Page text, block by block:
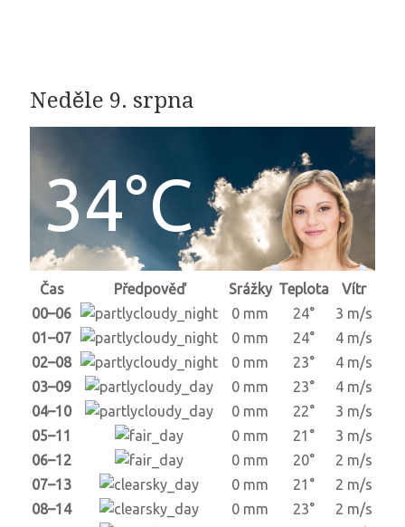
Neděle 9. srpna
34°C
Čas Předpověď Srážky Teplota
Vítr
00–06
0 mm 24°
3 m/s
01–07
0 mm 24°
4 m/s
02–08
0 mm 23°
4 m/s
03–09
0 mm 23°
4 m/s
04–10
0 mm 22°
3 m/s
05–11
0 mm 21°
3 m/s
06–12
0 mm 20°
2 m/s
07–13
0 mm 21°
2 m/s
08–14
0 mm 23°
2 m/s